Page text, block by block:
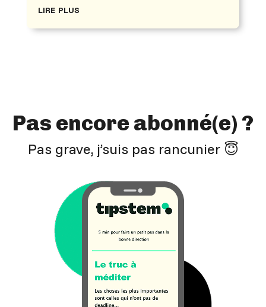
lire plus
Pas encore abonné(e) ?
Pas grave, j’suis pas rancunier 😇